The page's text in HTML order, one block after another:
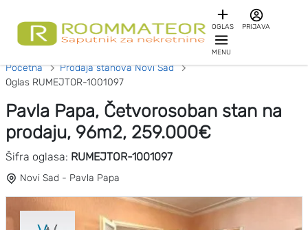
OGLAS PRIJAVA
MENU
Početna
Prodaja stanova Novi Sad
Oglas RUMEJTOR-1001097
Pavla Papa, Četvorosoban stan na
prodaju, 96m2, 259.000€
Šifra oglasa: RUMEJTOR-1001097
Novi Sad - Pavla Papa